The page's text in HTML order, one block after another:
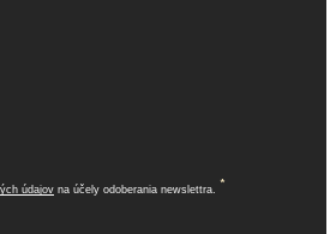
údajov na účely odoberania newslettra. *